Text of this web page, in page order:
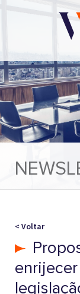
< Voltar